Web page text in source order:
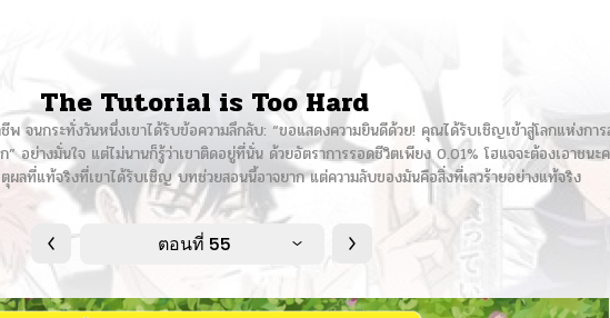
The Tutorial is Too Hard
จนกระทั่งวันหนึ่งเขาได้รับข้อความลึกลับ: “ขอแสดงความยินดีด้วย! คุณได้รับเชิญเข้าสู่โลกแห่งการ
” อย่างมั่นใจ แต่ไม่นานก็รู้ว่าเขาติดอยู่ที่นั่น ด้วยอัตราการรอดชีวิตเพียง 0.01% โฮแจจะต้องเอาชนะ
ผลที่แท้จริงที่เขาได้รับเชิญ บทช่วยสอนนี้อาจยาก แต่ความลับของมันคือสิ่งที่เลวร้ายอย่างแท้จริง
ตอนที่ 55